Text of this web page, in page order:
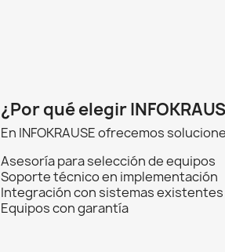
¿Por qué elegir
En INFOKRAUSE ofrecemos
Asesoría para selección de equipos
Soporte técnico en implementación
Integración con sistemas existentes
Equipos con garantía